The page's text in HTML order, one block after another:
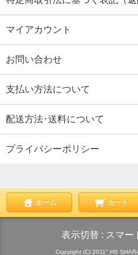
マイアカウント
お問い合わせ
支払い方法について
配送方法･送料について
プライバシーポリシー
ホーム カート
表示切替 : スマー
Copyright (C) 2011" HS